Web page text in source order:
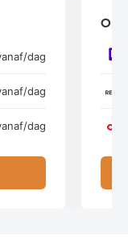
/dag
/dag
/dag